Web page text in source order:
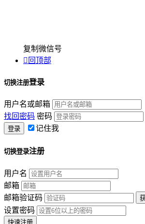
复制微信号
 回顶部
切换注册登录
用户名或邮箱
找回密码 密码
记住我
切换登录注册
用户名
邮箱
邮箱验证码
设置密码